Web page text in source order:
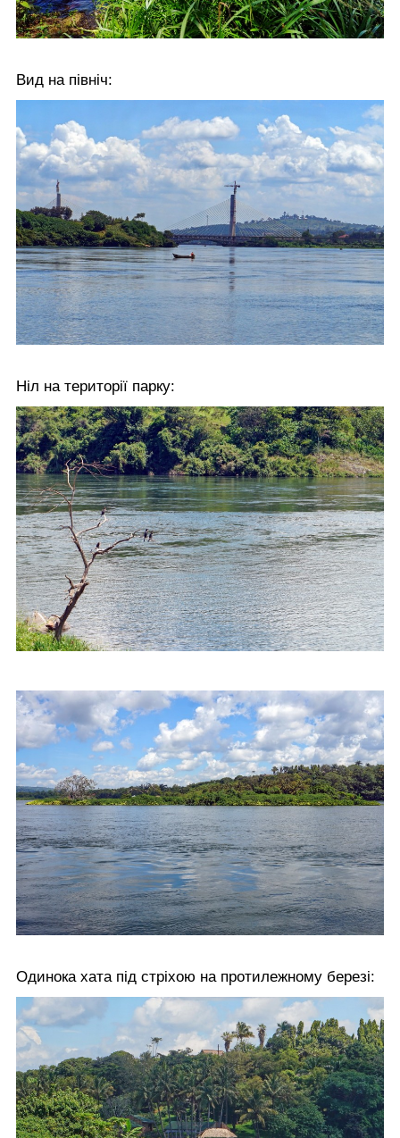
Вид на північ:
Ніл на території парку:
Одинока хата під стріхою на протилежному березі: